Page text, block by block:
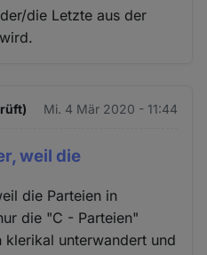
die Letzte aus der
Mi. 4 Mär 2020 - 11:44
weil die
die Parteien in
die "C - Parteien"
unterwandert und